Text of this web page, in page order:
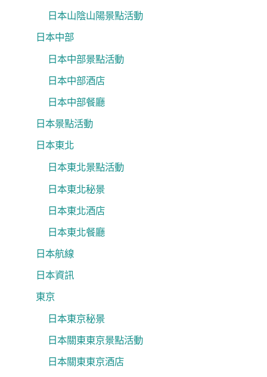
日本山陰山陽景點活動
日本中部
日本中部景點活動
日本中部酒店
日本中部餐廳
日本景點活動
日本東北
日本東北景點活動
日本東北秘景
日本東北酒店
日本東北餐廳
日本航線
日本資訊
東京
日本東京秘景
日本關東東京景點活動
日本關東東京酒店